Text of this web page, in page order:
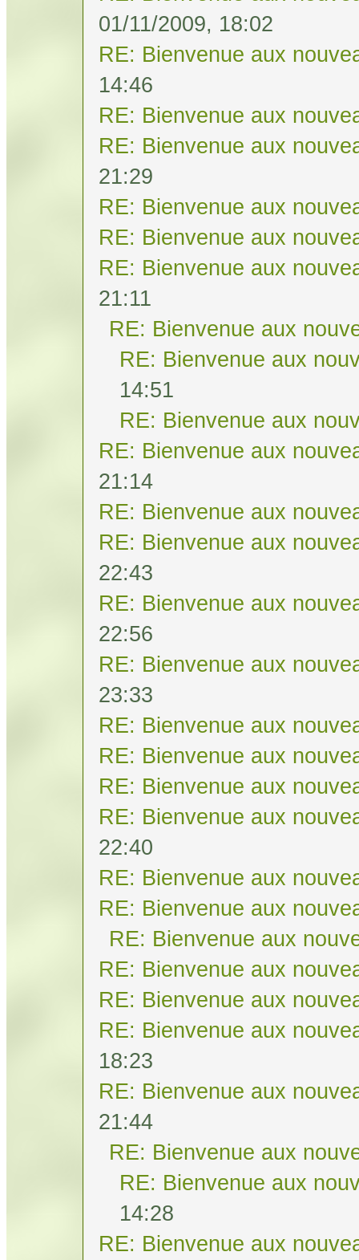
01/11/2009, 18:02
RE: Bienvenue aux
14:46
RE: Bienvenue aux
RE: Bienvenue aux
21:29
RE: Bienvenue aux
RE: Bienvenue aux
RE: Bienvenue aux
21:11
RE: Bienvenue aux
RE: Bienvenue aux
14:51
RE: Bienvenue aux
RE: Bienvenue aux
21:14
RE: Bienvenue aux
RE: Bienvenue aux
22:43
RE: Bienvenue aux
22:56
RE: Bienvenue aux
23:33
RE: Bienvenue aux
RE: Bienvenue aux
RE: Bienvenue aux
RE: Bienvenue aux
22:40
RE: Bienvenue aux
RE: Bienvenue aux
RE: Bienvenue aux
RE: Bienvenue aux
RE: Bienvenue aux
RE: Bienvenue aux
18:23
RE: Bienvenue aux
21:44
RE: Bienvenue aux
RE: Bienvenue aux
14:28
RE: Bienvenue aux